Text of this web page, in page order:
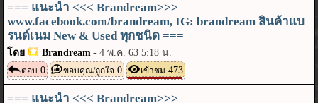
=== แนะนำ <<< Brandream>>>
www.facebook.com/brandream, IG: brandream สินค้าแบ
รนด์เนม New & Used ทุกชนิด ===
โดย Brandream -4 พ.ค. 63 5:18 น.
ตอบ 0 ขอบคุณ/ถูกใจ 0 เข้าชม 473
=== แนะนำ <<< Brandream>>>